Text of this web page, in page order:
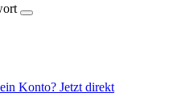
Konto? Jetzt direkt